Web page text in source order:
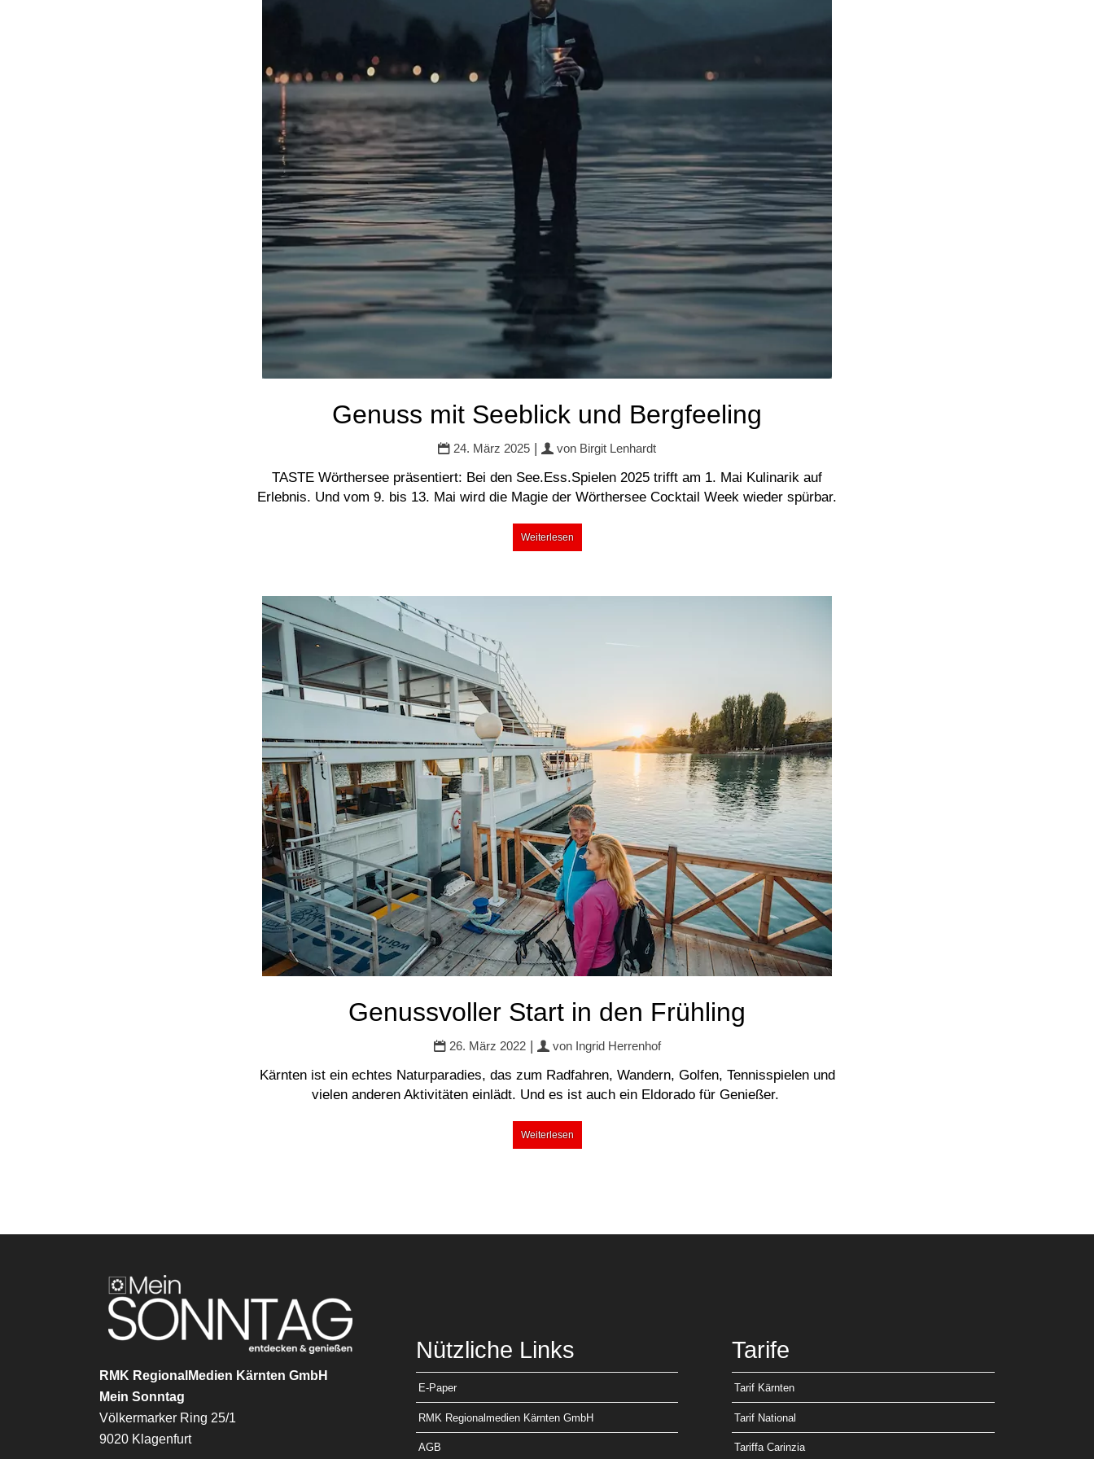
Genuss mit Seeblick und Bergfeeling
24. März 2025 von Birgit Lenhardt
TASTE Wörthersee präsentiert: Bei den See.Ess.Spielen 2025 trifft am 1. Mai Kulinarik auf
Erlebnis. Und vom 9. bis 13. Mai wird die Magie der Wörthersee Cocktail Week wieder spürbar.
Weiterlesen
Genussvoller Start in den Frühling
26. März 2022 von Ingrid Herrenhof
Kärnten ist ein echtes Naturparadies, das zum Radfahren, Wandern, Golfen, Tennisspielen und
vielen anderen Aktivitäten einlädt. Und es ist auch ein Eldorado für Genießer.
Weiterlesen
RMK RegionalMedien Kärnten GmbH
Mein Sonntag
Völkermarker Ring 25/1
9020 Klagenfurt
Nützliche Links
E-Paper
RMK Regionalmedien Kärnten GmbH
AGB
Tarife
Tarif Kärnten
Tarif National
Tariffa Carinzia